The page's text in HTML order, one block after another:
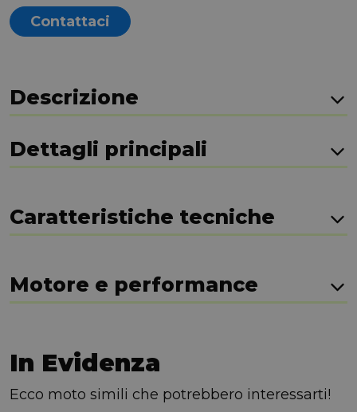
Contattaci
Descrizione
Dettagli principali
Caratteristiche tecniche
Motore e performance
In Evidenza
Ecco moto simili che potrebbero interessarti!